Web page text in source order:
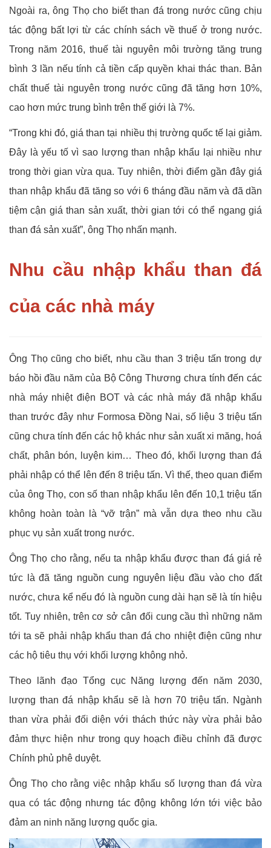
Ngoài ra, ông Thọ cho biết than đá trong nước cũng chịu
tác động bất lợi từ các chính sách về thuế ở trong nước.
Trong năm 2016, thuế tài nguyên môi trường tăng trung
bình 3 lần nếu tính cả tiền cấp quyền khai thác than. Bản
chất thuế tài nguyên trong nước cũng đã tăng hơn 10%,
cao hơn mức trung bình trên thế giới là 7%.
“Trong khi đó, giá than tại nhiều thị trường quốc tế lại giảm.
Đây là yếu tố vì sao lượng than nhập khẩu lại nhiều như
trong thời gian vừa qua. Tuy nhiên, thời điểm gần đây giá
than nhập khẩu đã tăng so với 6 tháng đầu năm và đã dần
tiệm cận giá than sản xuất, thời gian tới có thể ngang giá
than đá sản xuất”, ông Thọ nhấn mạnh.
Nhu cầu nhập khẩu than đá
của các nhà máy
Ông Thọ cũng cho biết, nhu cầu than 3 triệu tấn trong dự
báo hồi đầu năm của Bộ Công Thương chưa tính đến các
nhà máy nhiệt điện BOT và các nhà máy đã nhập khẩu
than trước đây như Formosa Đồng Nai, số liệu 3 triệu tấn
cũng chưa tính đến các hộ khác như sản xuất xi măng, hoá
chất, phân bón, luyện kim… Theo đó, khối lượng than đá
phải nhập có thể lên đến 8 triệu tấn. Vì thế, theo quan điểm
của ông Thọ, con số than nhập khẩu lên đến 10,1 triệu tấn
không hoàn toàn là “vỡ trận” mà vẫn dựa theo nhu cầu
phục vụ sản xuất trong nước.
Ông Thọ cho rằng, nếu ta nhập khẩu được than đá giá rẻ
tức là đã tăng nguồn cung nguyên liệu đầu vào cho đất
nước, chưa kể nếu đó là nguồn cung dài hạn sẽ là tín hiệu
tốt. Tuy nhiên, trên cơ sở cân đối cung cầu thì những năm
tới ta sẽ phải nhập khẩu than đá cho nhiệt điện cũng như
các hộ tiêu thụ với khối lượng không nhỏ.
Theo lãnh đạo Tổng cục Năng lượng đến năm 2030,
lượng than đá nhập khẩu sẽ là hơn 70 triệu tấn. Ngành
than vừa phải đối diện với thách thức này vừa phải bảo
đảm thực hiện như trong quy hoạch điều chỉnh đã được
Chính phủ phê duyệt.
Ông Thọ cho rằng việc nhập khẩu số lượng than đá vừa
qua có tác động nhưng tác động không lớn tới việc bảo
đảm an ninh năng lượng quốc gia.